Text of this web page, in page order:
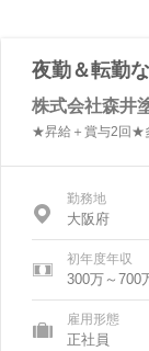
夜勤＆転勤
株式会社森井
★昇給＋賞与2回★
勤務地
大阪府
初年度年収
300万～700
雇用形態
正社員